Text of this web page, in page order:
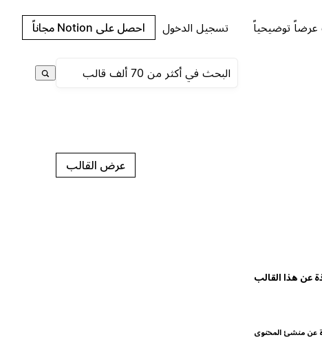
توضيحياً تسجيل الدخول احصل على Notion مجاناً
عرض القالب
عن هذا القالب
عن منشئ المحتوى